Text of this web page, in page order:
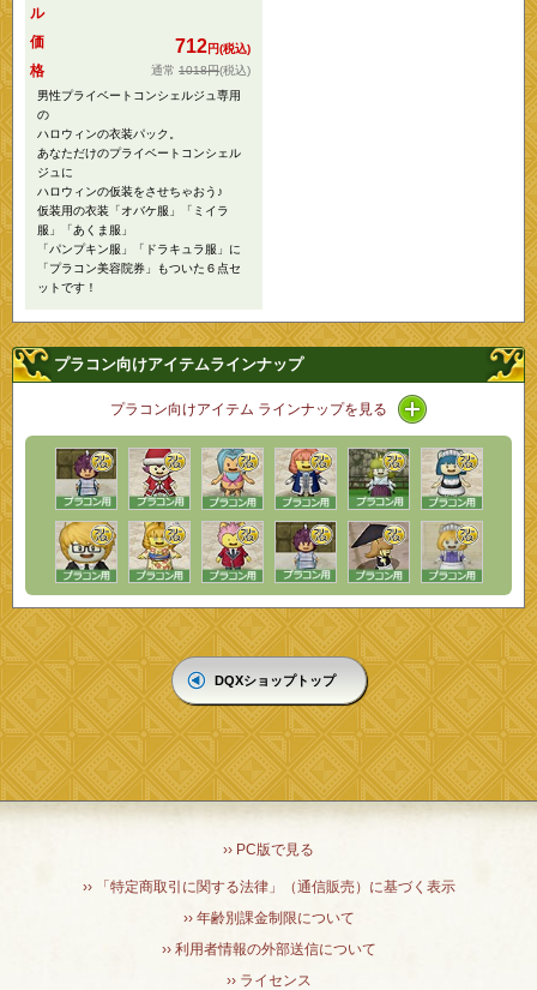
ル
価
格
712円(税込)
1018円(税込)
男性プライベートコンシェルジュ専用
の
ハロウィンの衣装パック。
あなただけのプライベートコンシェル
ジュに
ハロウィンの仮装をさせちゃおう♪
仮装用の衣装「オバケ服」「ミイラ
服」「あくま服」
「パンプキン服」「ドラキュラ服」に
「プラコン美容院券」もついた６点セ
ットです！
プラコン向けアイテムラインナップ
プラコン向けアイテム ラインナップを見る アイコン / ライ
DQXショップトップ
›› PC版で見る
›› 「特定商取引に関する法律」（通信販売）に基づく表示
›› 年齢別課金制限について
›› 利用者情報の外部送信について
›› ライセンス